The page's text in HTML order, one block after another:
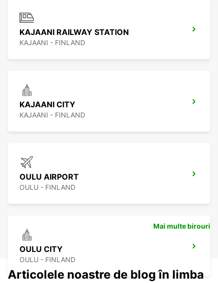
KAJAANI RAILWAY STATION
KAJAANI - FINLAND
KAJAANI CITY
KAJAANI - FINLAND
OULU AIRPORT
OULU - FINLAND
OULU CITY
OULU - FINLAND
Mai multe birouri
Articolele noastre de blog în limba